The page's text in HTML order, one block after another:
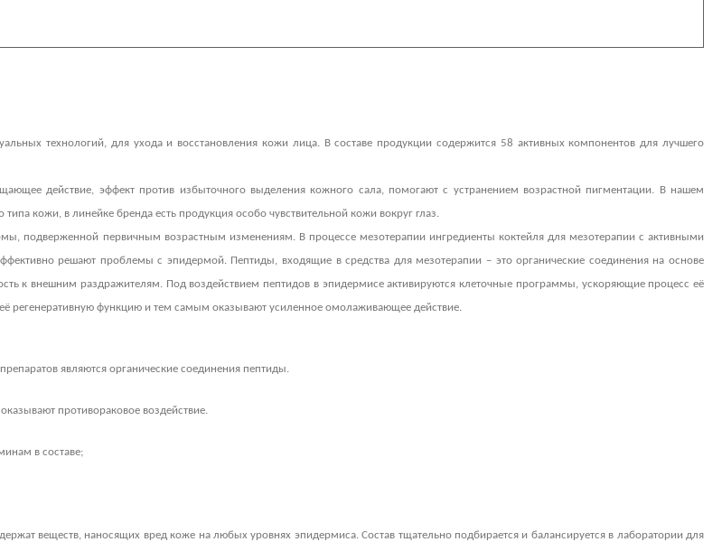
технологий, для ухода и восстановления кожи лица. В составе продукции содержится 58 активных компонентов для лучшего
действие, эффект против избыточного выделения кожного сала, помогают с устранением возрастной пигментации. В нашем
кожи, в линейке бренда есть продукция особо чувствительной кожи вокруг глаз.
подверженной первичным возрастным изменениям. В процессе мезотерапии ингредиенты коктейля для мезотерапии с активными
решают проблемы с эпидермой. Пептиды, входящие в средства для мезотерапии – это органические соединения на основе
к внешним раздражителям. Под воздействием пептидов в эпидермисе активируются клеточные программы, ускоряющие процесс её
регенеративную функцию и тем самым оказывают усиленное омолаживающее действие.
являются органические соединения пептиды.
противораковое воздействие.
в составе;
веществ, наносящих вред коже на любых уровнях эпидермиса. Состав тщательно подбирается и балансируется в лаборатории для